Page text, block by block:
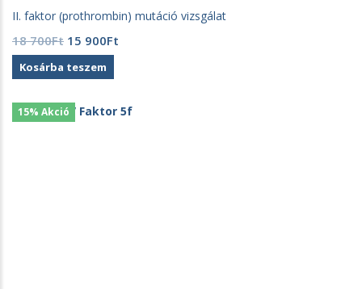
II. faktor (prothrombin) mutáció vizsgálat
18 700Ft Original
price
was:
700Ft.
15 900Ft
900Ft.
Kosárba teszem
15% Akció